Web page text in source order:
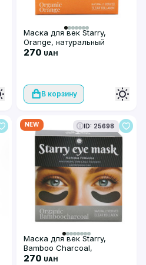
Маска для век Starry,
Orange, натуральный
прозрачный коллаген
270 UAH
В корзину
NEW ID: 25698
Маска для век Starry,
Bamboo Charcoal,
бамбуковый уголь,
270 UAH